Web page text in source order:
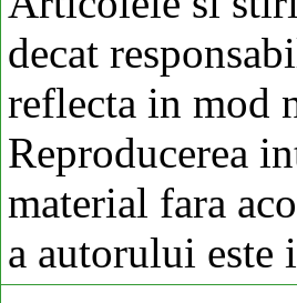
decat
reflecta in mod
Reproducerea
material fara
a autorului este